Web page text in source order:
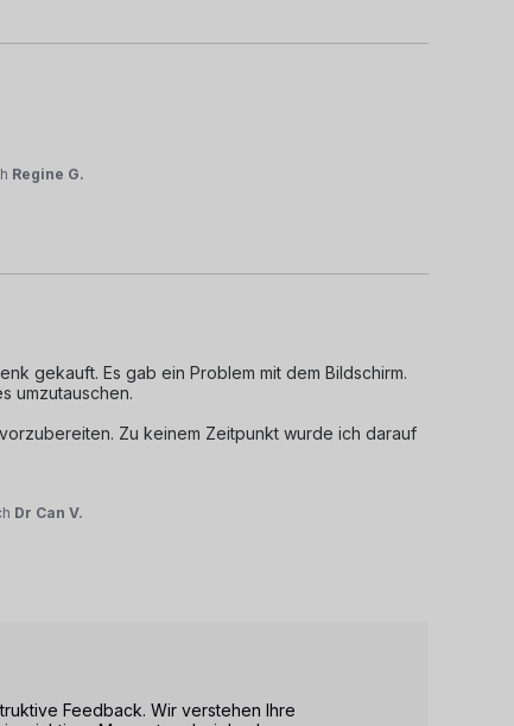
Regine G.
gekauft. Es gab ein Problem mit dem Bildschirm.
umzutauschen.
Zu keinem Zeitpunkt wurde ich darauf
Dr Can V.
Feedback. Wir verstehen Ihre